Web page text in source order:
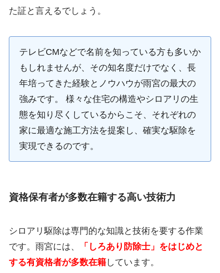
た証と言えるでしょう。
テレビCMなどで名前を知っている方も多いか
もしれませんが、その知名度だけでなく、長
年培ってきた経験とノウハウが雨宮の最大の
強みです。 様々な住宅の構造やシロアリの生
態を知り尽くしているからこそ、それぞれの
家に最適な施工方法を提案し、確実な駆除を
実現できるのです。
資格保有者が多数在籍する高い技術力
シロアリ駆除は専門的な知識と技術を要する作業
です。雨宮には、
「しろあり防除士」をはじめと
する有資格者が多数在籍しています。